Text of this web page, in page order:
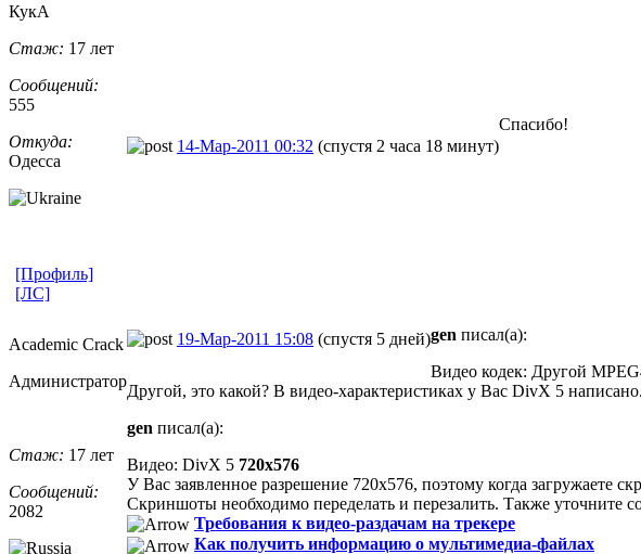
КукА
Стаж: 17 лет
Сообщений:
555
Откуда:
Одесса
14-Мар-2011 00:32 (спустя 2 часа 18 минут)
Спасибо!
[Профиль]
[ЛС]
Academic Crack
Администратор
Стаж: 17 лет
Сообщений:
2082
19-Мар-2011 15:08 (спустя 5 дней)gen писал(а):
Видео кодек: Другой
Другой, это какой? В видео-характеристиках у Вас DivX 5
gen писал(а):
Видео: DivX 5 720x576
У Вас заявленное разрешение 720х576, поэтому когда загружаете
Скриншоты необходимо переделать и перезалить. Также
Требования к видео-раздачам на трекере
Как получить информацию о мультимедиа-файлах